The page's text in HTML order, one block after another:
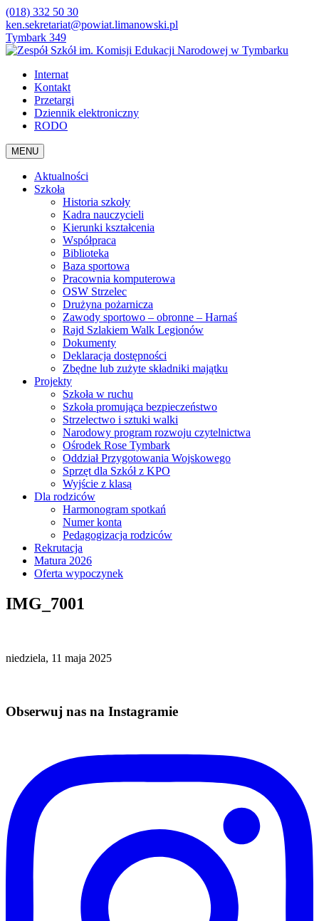
(018) 332 50 30
ken.sekretariat@powiat.limanowski.pl
Tymbark 349
Internat
Kontakt
Przetargi
Dziennik elektroniczny
RODO
MENU
Aktualności
Szkoła
Historia szkoły
Kadra nauczycieli
Kierunki kształcenia
Współpraca
Biblioteka
Baza sportowa
Pracownia komputerowa
OSW Strzelec
Drużyna pożarnicza
Zawody sportowo – obronne – Harnaś
Rajd Szlakiem Walk Legionów
Dokumenty
Deklaracja dostępności
Zbędne lub zużyte składniki majątku
Projekty
Szkoła w ruchu
Szkoła promująca bezpieczeństwo
Strzelectwo i sztuki walki
Narodowy program rozwoju czytelnictwa
Ośrodek Rose Tymbark
Oddział Przygotowania Wojskowego
Sprzęt dla Szkół z KPO
Wyjście z klasą
Dla rodziców
Harmonogram spotkań
Numer konta
Pedagogizacja rodziców
Rekrutacja
Matura 2026
Oferta wypoczynek
IMG_7001
niedziela, 11 maja 2025
Obserwuj nas na Instagramie